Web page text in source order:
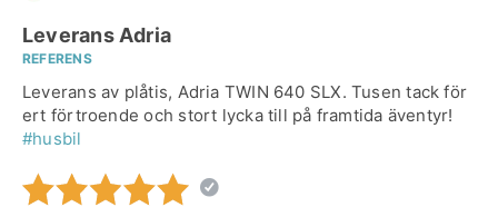
Leverans Adria
REFERENS
Leverans av plåtis, Adria TWIN 640 SLX. Tusen tack för
ert förtroende och stort lycka till på framtida äventyr!
#husbil